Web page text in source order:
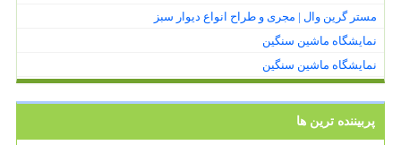
مستر گرین وال | مجری و طراح انواع دیوار سبز
نمایشگاه ماشین سنگین
نمایشگاه ماشین سنگین
پربیننده ترین ها